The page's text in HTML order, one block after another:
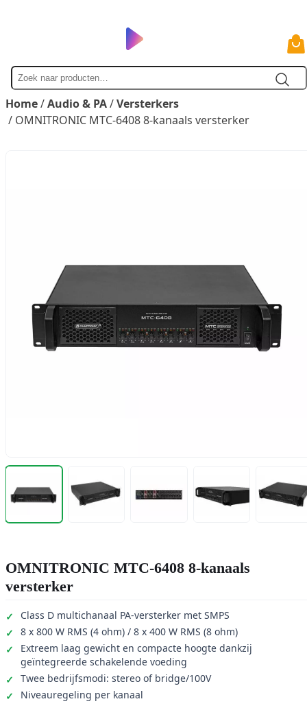
Zoek
naar
Home/Audio & PA/Versterkers
/ OMNITRONIC MTC-6408 8-kanaals versterker
OMNITRONIC MTC-6408 8-kanaals
versterker
Class D multichanaal PA-versterker met SMPS
8 x 800 W RMS (4 ohm) / 8 x 400 W RMS (8 ohm)
Extreem laag gewicht en compacte hoogte dankzij
geïntegreerde schakelende voeding
Twee bedrijfsmodi: stereo of bridge/100V
Niveauregeling per kanaal